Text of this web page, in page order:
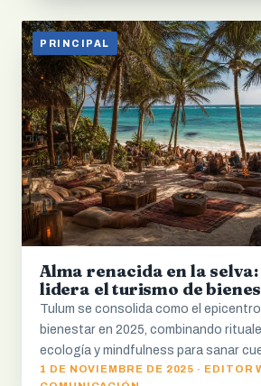
PRINCIPAL
Alma renacida en la
lidera el turismo de
Tulum se consolida como el epicentro
bienestar en 2025, combinando
ecología y mindfulness para sanar
1 DE NOVIEMBRE DE 2025 · EDITOR